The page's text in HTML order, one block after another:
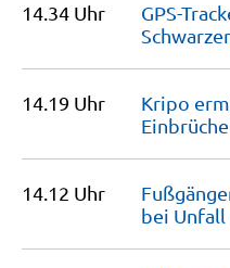
14.34 Uhr
GPS-
14.19 Uhr
Kripo
14.12 Uhr
bei Unfall